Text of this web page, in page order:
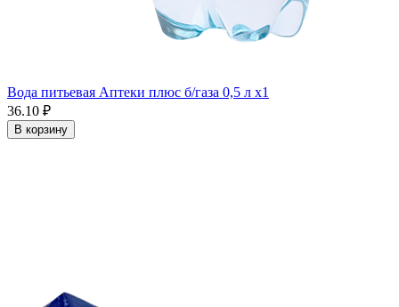
Вода питьевая Аптеки плюс б/газа 0,5 л x1
36.10 ₽
В корзину